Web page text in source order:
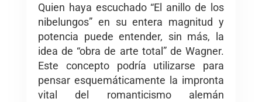
Quien haya escuchado “El anillo de los
nibelungos” en su entera magnitud y
potencia puede entender, sin más, la
idea de “obra de arte total” de Wagner.
Este concepto podría utilizarse para
pensar esquemáticamente la impronta
vital del romanticismo alemán